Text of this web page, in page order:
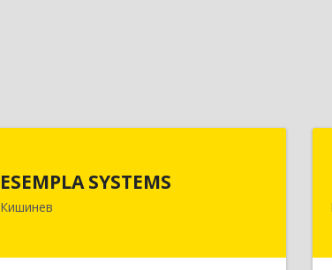
ESEMPLA SYSTEMS
Кишинев
Подробнее